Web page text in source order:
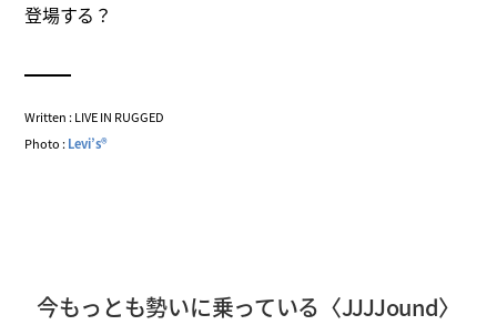
登場する？
Written : LIVE IN RUGGED
Photo :Levi’s®
今もっとも勢いに乗っている〈JJJJound〉